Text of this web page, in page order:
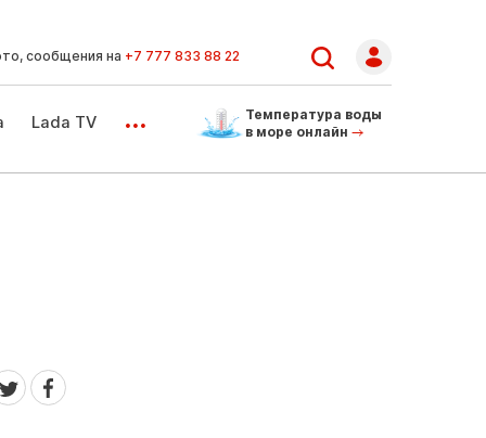
сообщения на +7 777 833 88 22
Lada TV ...
Температура воды
в море онлайн